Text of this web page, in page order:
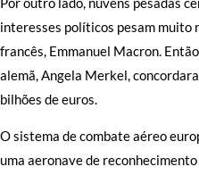
interesses políticos pesam muito
francês, Emmanuel Macron.
alemã, Angela Merkel,
bilhões de euros.
O sistema de combate aéreo
uma aeronave de